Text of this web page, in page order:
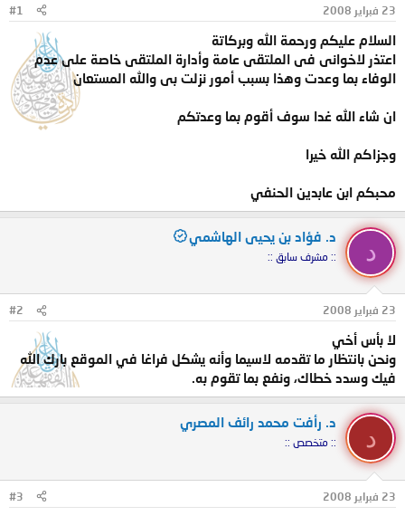
و
و
ع
ء
23 فبراير 2008 #1
السلام عليكم ورحمة الله وبركاتة
اعتذر لاخوانى فى الملتقى عامة وأدارة الملتقى خاصة على عدم
الوفاء بما وعدت وهذا بسبب أمور نزلت بى والله المستعان
ان شاء الله غدا سوف أقوم بما وعدتكم
وجزاكم الله خيرا
محبكم ابن عابدين الحنفي
د
د. فؤاد بن يحيى الهاشمي
:: مشرف سابق ::
23 فبراير 2008 #2
لا بأس أخي
ونحن بانتظار ما تقدمه لاسيما وأنه يشكل فراغا في الموقع بارك الله
فيك وسدد خطاك، ونفع بما تقوم به.
د
د. رأفت محمد رائف المصري
:: متخصص ::
23 فبراير 2008 #3